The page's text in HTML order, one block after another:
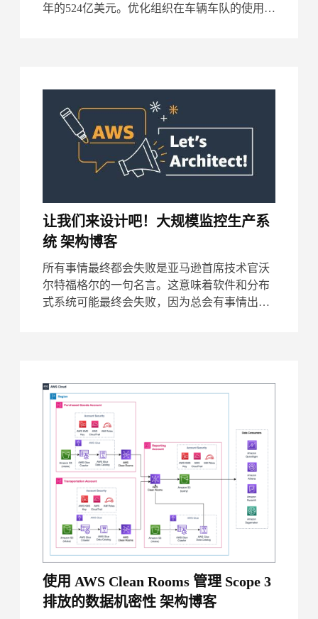
年的524亿美元。优化组织在车辆车队的使用对
让我们来设计吧！大规模监控生产系
统 架构博客
所有事情最终都会失败是亚马逊首席技术官沃
尔特福格尔的一句名言。这意味着软件和分布
式系统可能最终会失败，因为总会有事情出
使用 AWS Clean Rooms 管理 Scope 3
排放的数据机密性 架构博客